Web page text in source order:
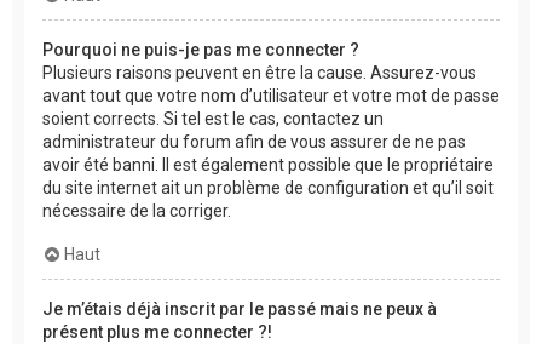
Pourquoi ne puis-je pas me connecter ?
Plusieurs raisons peuvent en être la cause. Assurez-vous
avant tout que votre nom d’utilisateur et votre mot de passe
soient corrects. Si tel est le cas, contactez un
administrateur du forum afin de vous assurer de ne pas
avoir été banni. Il est également possible que le propriétaire
du site internet ait un problème de configuration et qu’il soit
nécessaire de la corriger.
Haut
Je m’étais déjà inscrit par le passé mais ne peux à
présent plus me connecter ?!